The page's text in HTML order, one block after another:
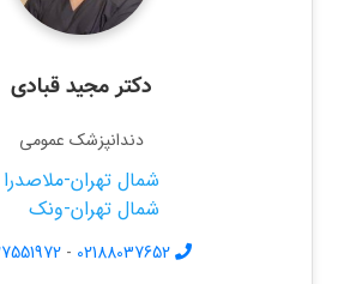
دکتر مجید قبادی
دندانپزشک عمومی
شمال تهران-ملاصدرا
شمال تهران-ونک
02188037652
-